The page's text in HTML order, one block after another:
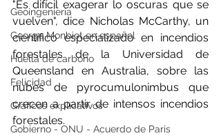
Geoingeniería
George Monbiot en español
Huella de carbono
Felicidad
Gráficos explicativos
Gobierno - ONU - Acuerdo de Paris
"Es difícil exagerar lo oscuras que se
vuelven", dice Nicholas McCarthy, un
científico especializado en incendios
forestales de la Universidad de
Queensland en Australia, sobre las
nubes de pyrocumulonimbus que
crecen a partir de intensos incendios
forestales.